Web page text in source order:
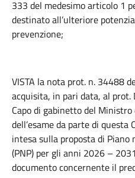
333 del medesimo articolo 1
destinato all’ulteriore
prevenzione;
VISTA la nota prot. n. 34488
acquisita, in pari data, al prot.
Capo di gabinetto del
dell’esame da parte di questa
intesa sulla proposta di Piano
(PNP) per gli anni 2026 –
documento concernente il